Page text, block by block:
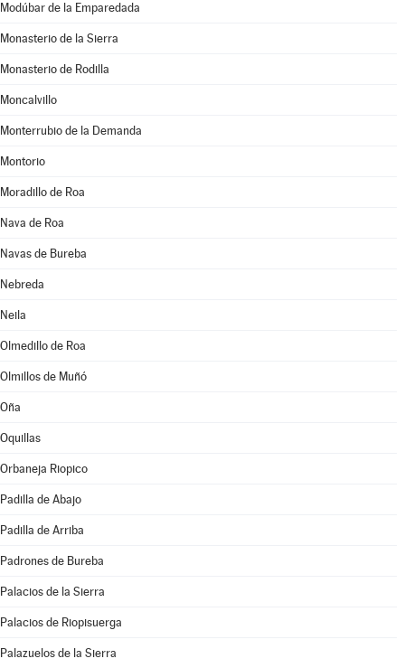
Modúbar de la Emparedada
Monasterio de la Sierra
Monasterio de Rodilla
Moncalvillo
Monterrubio de la Demanda
Montorio
Moradillo de Roa
Nava de Roa
Navas de Bureba
Nebreda
Neila
Olmedillo de Roa
Olmillos de Muñó
Oña
Oquillas
Orbaneja Riopico
Padilla de Abajo
Padilla de Arriba
Padrones de Bureba
Palacios de la Sierra
Palacios de Riopisuerga
Palazuelos de la Sierra